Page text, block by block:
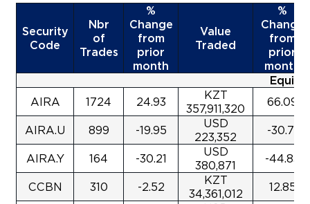
Security
Code
Nbr
of
Trades
%
Change
from
prior
month
Value
Traded
%
Change
from
prior
month
Equity
AIRA
1724 24.93
KZT
357,911,320
66.09
AIRA.U 899 -19.95
USD
223,352
-30.71
AIRA.Y 164 -30.21
USD
380,871
-44.83
CCBN 310 -2.52
KZT
34,361,012
12.85